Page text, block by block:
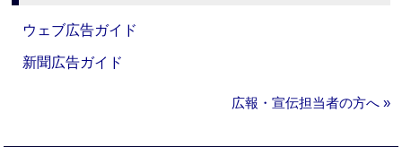
ウェブ広告ガイド
新聞広告ガイド
広報・宣伝担当者の方へ »